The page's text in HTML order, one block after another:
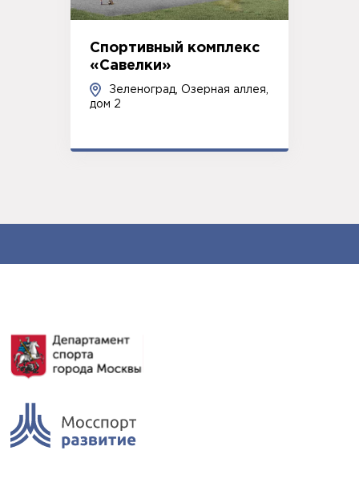
Спортивный комплекс
«Савелки»
Зеленоград, Озерная аллея,
дом 2